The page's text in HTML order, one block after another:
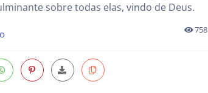
sobre todas elas, vindo de Deus.
758